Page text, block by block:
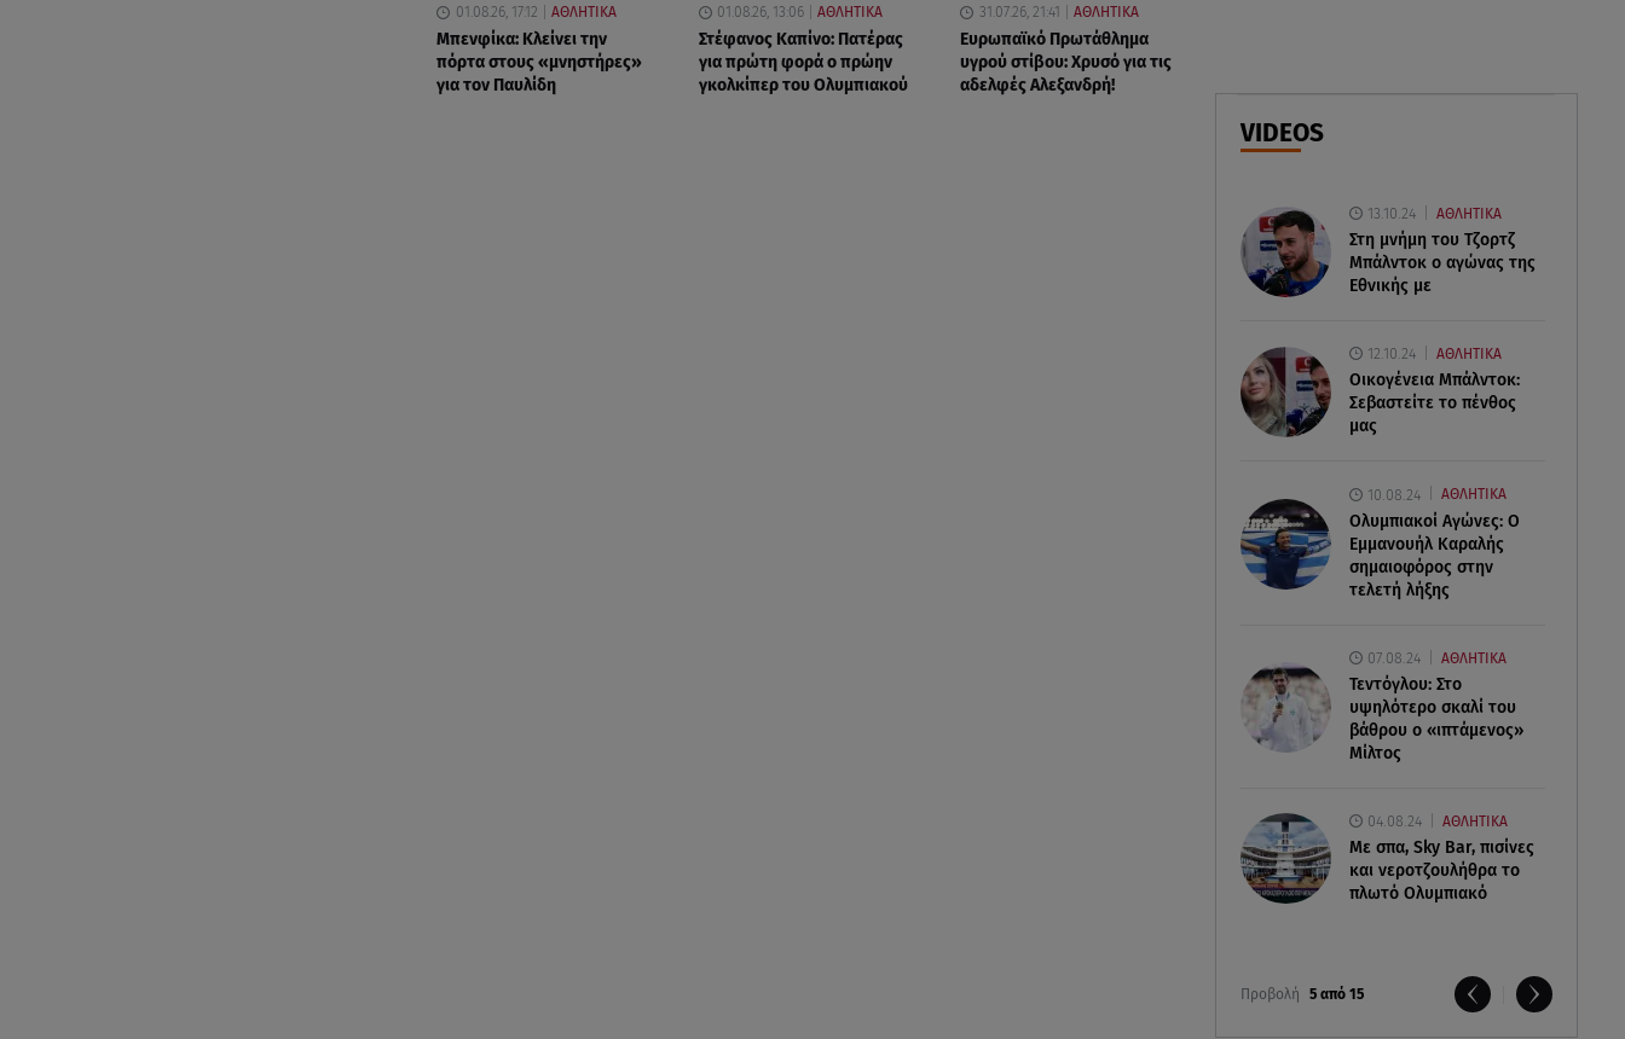
07.08.26 , 14:05
κρατήσω άφθαρτο»
VIDEOS
13.10.24 ΑΘΛΗΤΙΚΑ
Στη μνήμη του Τζορτζ
Μπάλντοκ ο αγώνας της
Εθνικής με
12.10.24 ΑΘΛΗΤΙΚΑ
Οικογένεια Μπάλντοκ:
Σεβαστείτε το πένθος
μας
10.08.24 ΑΘΛΗΤΙΚΑ
Ολυμπιακοί Αγώνες: Ο
Εμμανουήλ Καραλής
σημαιοφόρος στην
τελετή λήξης
07.08.24 ΑΘΛΗΤΙΚΑ
Τεντόγλου: Στο
υψηλότερο σκαλί του
βάθρου ο «ιπτάμενος»
Μίλτος
04.08.24 ΑΘΛΗΤΙΚΑ
Με σπα, Sky Bar, πισίνες
και νεροτζουλήθρα το
πλωτό Ολυμπιακό
Προβολή 5 από 15
01.08.26, 17:12 ΑΘΛΗΤΙΚΑ
Μπενφίκα: Κλείνει την
πόρτα στους «μνηστήρες»
για τον Παυλίδη
01.08.26, 13:06 ΑΘΛΗΤΙΚΑ
Στέφανος Καπίνο: Πατέρας
για πρώτη φορά ο πρώην
γκολκίπερ του Ολυμπιακού
31.07.26, 21:41 ΑΘΛΗΤΙΚΑ
Ευρωπαϊκό Πρωτάθλημα
υγρού στίβου: Χρυσό για τις
αδελφές Αλεξανδρή!